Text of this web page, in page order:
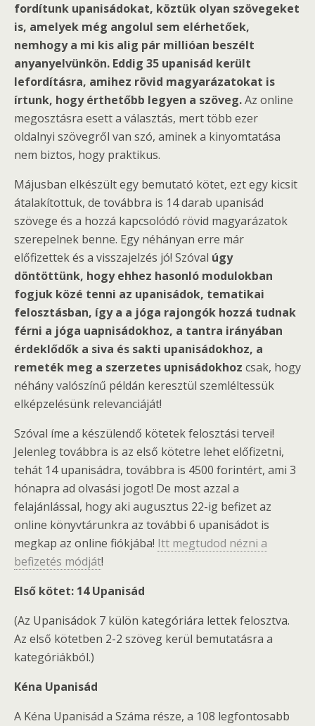
fordítunk upanisádokat, köztük olyan szövegeket
is, amelyek még angolul sem elérhetőek,
nemhogy a mi kis alig pár millióan beszélt
anyanyelvünkön. Eddig 35 upanisád került
lefordításra, amihez rövid magyarázatokat is
írtunk, hogy érthetőbb legyen a szöveg.Az online
megosztásra esett a választás, mert több ezer
oldalnyi szövegről van szó, aminek a kinyomtatása
nem biztos, hogy praktikus.
Májusban elkészült egy bemutató kötet, ezt egy kicsit
átalakítottuk, de továbbra is 14 darab upanisád
szövege és a hozzá kapcsolódó rövid magyarázatok
szerepelnek benne. Egy néhányan erre már
előfizettek és a visszajelzés jó! Szóval úgy
döntöttünk, hogy ehhez hasonló modulokban
fogjuk közé tenni az upanisádok, tematikai
felosztásban, így a a jóga rajongók hozzá tudnak
férni a jóga uapnisádokhoz, a tantra irányában
érdeklődők a siva és sakti upanisádokhoz, a
remeték meg a szerzetes upnisádokhoz csak, hogy
néhány valószínű példán keresztül szemléltessük
elképzelésünk relevanciáját!
Szóval íme a készülendő kötetek felosztási tervei!
Jelenleg továbbra is az első kötetre lehet előfizetni,
tehát 14 upanisádra, továbbra is 4500 forintért, ami 3
hónapra ad olvasási jogot! De most azzal a
felajánlással, hogy aki augusztus 22-ig befizet az
online könyvtárunkra az további 6 upanisádot is
megkap az online fiókjába! Itt megtudod nézni a
befizetés módját!
Első kötet: 14 Upanisád
(Az Upanisádok 7 külön kategóriára lettek felosztva.
Az első kötetben 2-2 szöveg kerül bemutatásra a
kategóriákból.)
Kéna Upanisád
A Kéna Upanisád a Száma része, a 108 legfontosabb